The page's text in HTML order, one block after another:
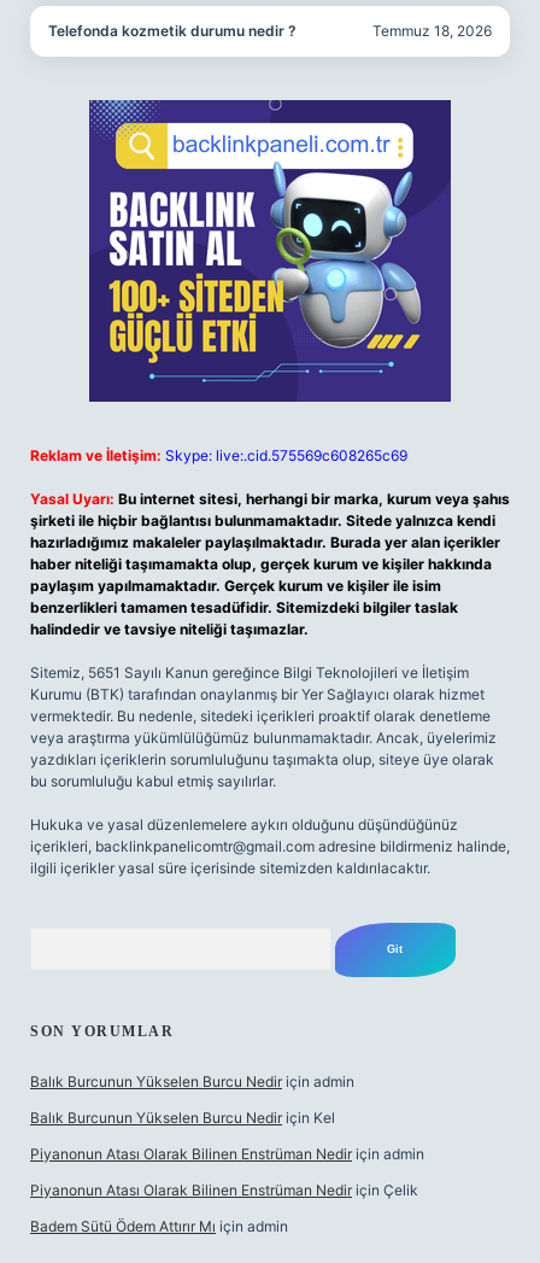
Telefonda kozmetik durumu nedir ? Temmuz 18, 2026
Reklam ve İletişim: Skype: live:.cid.575569c608265c69
Yasal Uyarı: Bu internet sitesi, herhangi bir marka, kurum veya şahıs
şirketi ile hiçbir bağlantısı bulunmamaktadır. Sitede yalnızca kendi
hazırladığımız makaleler paylaşılmaktadır. Burada yer alan içerikler
haber niteliği taşımamakta olup, gerçek kurum ve kişiler hakkında
paylaşım yapılmamaktadır. Gerçek kurum ve kişiler ile isim
benzerlikleri tamamen tesadüfidir. Sitemizdeki bilgiler taslak
halindedir ve tavsiye niteliği taşımazlar.
Sitemiz, 5651 Sayılı Kanun gereğince Bilgi Teknolojileri ve İletişim
Kurumu (BTK) tarafından onaylanmış bir Yer Sağlayıcı olarak hizmet
vermektedir. Bu nedenle, sitedeki içerikleri proaktif olarak denetleme
veya araştırma yükümlülüğümüz bulunmamaktadır. Ancak, üyelerimiz
yazdıkları içeriklerin sorumluluğunu taşımakta olup, siteye üye olarak
bu sorumluluğu kabul etmiş sayılırlar.
Hukuka ve yasal düzenlemelere aykırı olduğunu düşündüğünüz
içerikleri, backlinkpanelicomtr@gmail.com adresine bildirmeniz halinde,
ilgili içerikler yasal süre içerisinde sitemizden kaldırılacaktır.
SON YORUMLAR
Balık Burcunun Yükselen Burcu Nedir için admin
Balık Burcunun Yükselen Burcu Nedir için Kel
Piyanonun Atası Olarak Bilinen Enstrüman Nedir için admin
Piyanonun Atası Olarak Bilinen Enstrüman Nedir için Çelik
Badem Sütü Ödem Attırır Mı için admin